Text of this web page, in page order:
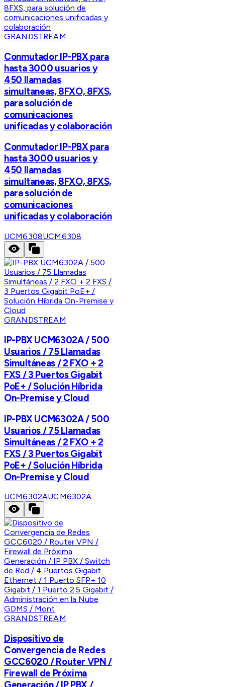
GRANDSTREAM
Conmutador IP-PBX para
hasta 3000 usuarios y
450 llamadas
simultaneas, 8FXO, 8FXS,
para solución de
comunicaciones
unificadas y colaboración
Conmutador IP-PBX para
hasta 3000 usuarios y
450 llamadas
simultaneas, 8FXO, 8FXS,
para solución de
comunicaciones
unificadas y colaboración
UCM6308UCM6308
GRANDSTREAM
IP-PBX UCM6302A / 500
Usuarios / 75 Llamadas
Simultáneas / 2 FXO + 2
FXS / 3 Puertos Gigabit
PoE+ / Solución Híbrida
On-Premise y Cloud
IP-PBX UCM6302A / 500
Usuarios / 75 Llamadas
Simultáneas / 2 FXO + 2
FXS / 3 Puertos Gigabit
PoE+ / Solución Híbrida
On-Premise y Cloud
UCM6302AUCM6302A
GRANDSTREAM
Dispositivo de
Convergencia de Redes
GCC6020 / Router VPN /
Firewall de Próxima